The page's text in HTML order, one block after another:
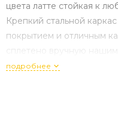
цвета латте стойкая к
Крепкий стальной
покрытием и отличным
контролем качества на
подробнее